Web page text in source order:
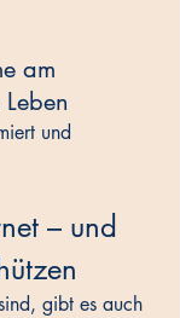
am
und
– und
gibt es auch